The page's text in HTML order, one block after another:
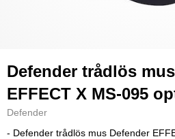
Defender trådlös
EFFECT X MS-095
Defender
- Defender trådlös mus Defender